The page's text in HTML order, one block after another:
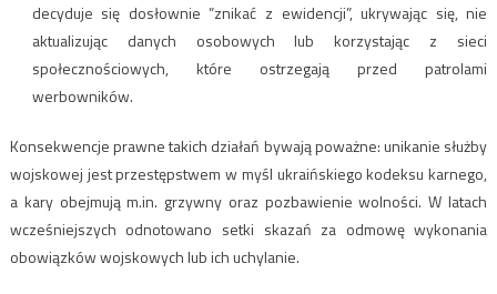
decyduje się dosłownie ”znikać z ewidencji”, ukrywając się, nie
aktualizując danych osobowych lub korzystając z sieci
społecznościowych, które ostrzegają przed patrolami
werbowników.
Konsekwencje prawne takich działań bywają poważne: unikanie służby
wojskowej jest przestępstwem w myśl ukraińskiego kodeksu karnego,
a kary obejmują m.in. grzywny oraz pozbawienie wolności. W latach
wcześniejszych odnotowano setki skazań za odmowę wykonania
obowiązków wojskowych lub ich uchylanie.